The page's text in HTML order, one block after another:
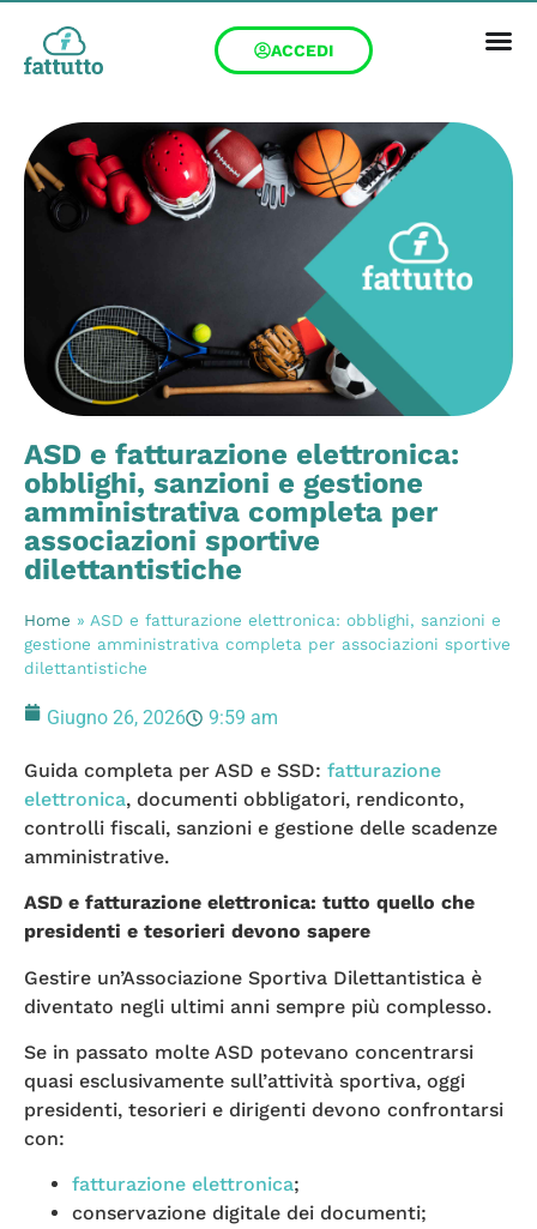
ACCEDI
ASD e fatturazione elettronica:
obblighi, sanzioni e gestione
amministrativa completa per
associazioni sportive
dilettantistiche
Home » ASD e fatturazione elettronica: obblighi, sanzioni e
gestione amministrativa completa per associazioni sportive
dilettantistiche
Giugno 26, 2026 9:59 am
Guida completa per ASD e SSD: fatturazione
elettronica, documenti obbligatori, rendiconto,
controlli fiscali, sanzioni e gestione delle scadenze
amministrative.
ASD e fatturazione elettronica: tutto quello che
presidenti e tesorieri devono sapere
Gestire un’Associazione Sportiva Dilettantistica è
diventato negli ultimi anni sempre più complesso.
Se in passato molte ASD potevano concentrarsi
quasi esclusivamente sull’attività sportiva, oggi
presidenti, tesorieri e dirigenti devono confrontarsi
con:
fatturazione elettronica;
conservazione digitale dei documenti;